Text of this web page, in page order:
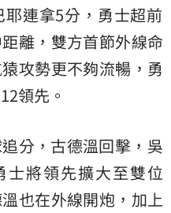
連拿5分，勇士超前
離，雙方首節外線命
攻勢更不夠流暢，勇
領先。
分，古德溫回擊， 吳
士將領先擴大至雙位
也在外線開炮，加上